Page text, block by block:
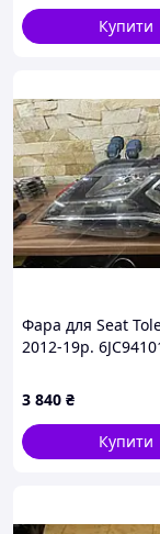
Купити
Фара для Seat
2012-19р.
3 840 ₴
Купити